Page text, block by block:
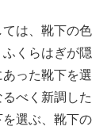
は、靴下の色
くらはぎが隠
った靴下を選
べく新調した
選ぶ、靴下の